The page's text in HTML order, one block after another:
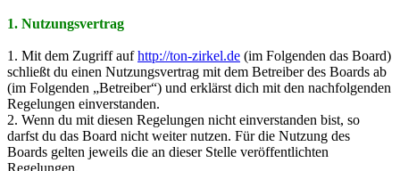
1. Nutzungsvertrag
1. Mit dem Zugriff aufhttp://ton-zirkel.de (im Folgenden das Board)
schließt du einen Nutzungsvertrag mit dem Betreiber des Boards ab
(im Folgenden „Betreiber“) und erklärst dich mit den nachfolgenden
Regelungen einverstanden.
2. Wenn du mit diesen Regelungen nicht einverstanden bist, so
darfst du das Board nicht weiter nutzen. Für die Nutzung des
Boards gelten jeweils die an dieser Stelle veröffentlichten
Regelungen.